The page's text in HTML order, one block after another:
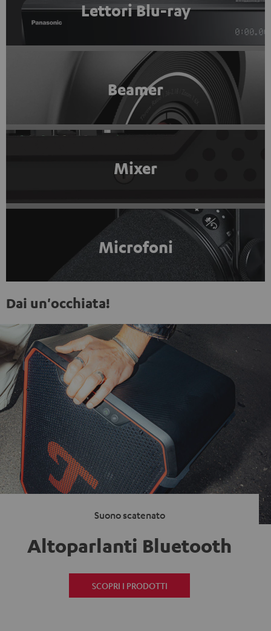
Lettori Blu-ray
Beamer
Mixer
Microfoni
Dai un'occhiata!
Suono scatenato
Altoparlanti Bluetooth
SCOPRI I PRODOTTI